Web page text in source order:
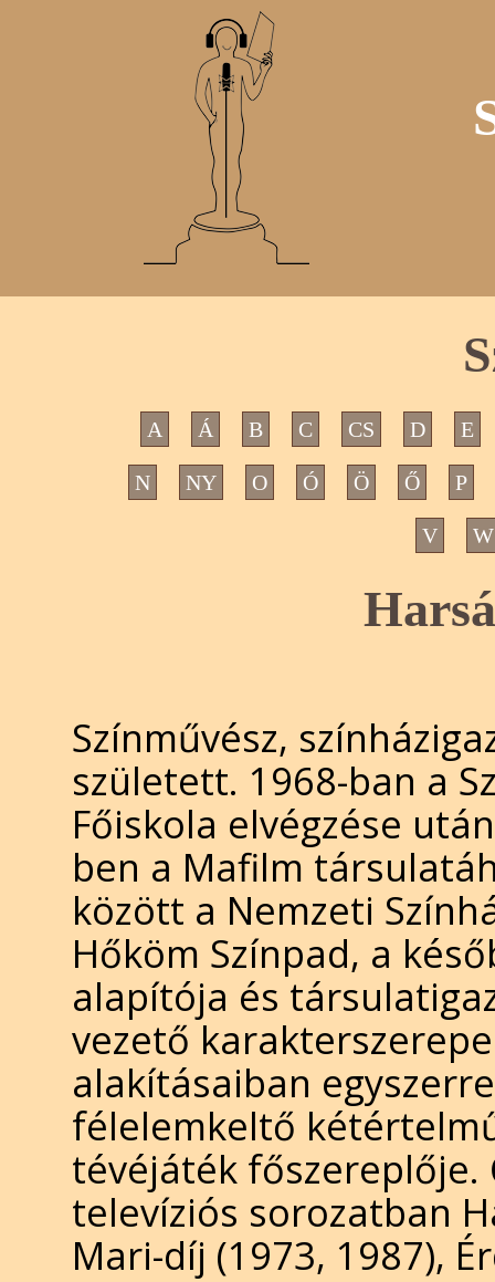
A Á B C CS D E
N NY O Ó Ö Ő P
V W
Színművész,
született. 1968-ban a
Főiskola elvégzése
ben a Mafilm
között a Nemzeti
Hőköm Színpad, a
alapítója és
vezető
alakításaiban
félelemkeltő
tévéjáték főszereplője.
televíziós sorozatban
Mari-díj (1973, 1987),